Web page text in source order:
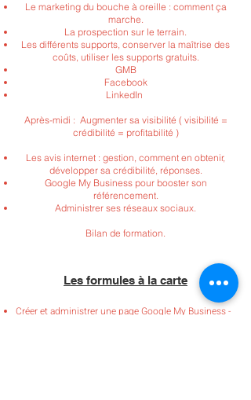
Le marketing du bouche à oreille : comment ça
marche.
La prospection sur le terrain.
Les différents supports, conserver la maîtrise des
coûts, utiliser les supports gratuits.
GMB
Facebook
LinkedIn
Après-midi : Augmenter sa visibilité ( visibilité =
crédibilité = profitabilité )
Les avis internet : gestion, comment en obtenir,
développer sa crédibilité, réponses.
Google My Business pour booster son
référencement.
Administrer ses réseaux sociaux.
Bilan de formation.
Les formules à la carte
Créer et administrer une page Google My Business -